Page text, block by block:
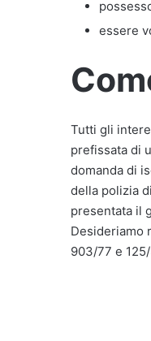
essere
Tutti gli
prefissata di
domanda di
della polizia
presentata il
Desideriamo
903/77 e